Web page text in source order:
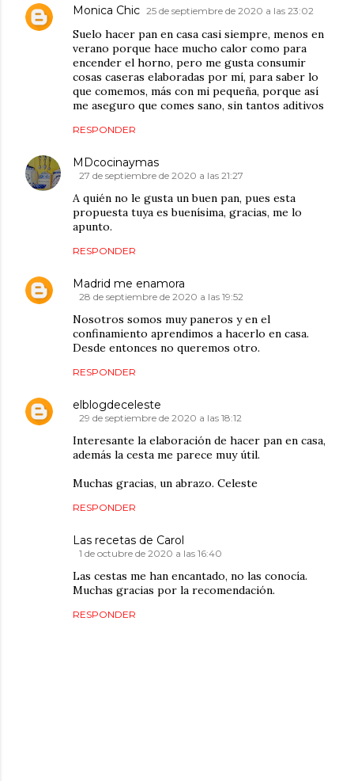
Monica Chic 25 de septiembre de 2020 a las 23:02
Suelo hacer pan en casa casi siempre, menos en
verano porque hace mucho calor como para
encender el horno, pero me gusta consumir
cosas caseras elaboradas por mí, para saber lo
que comemos, más con mi pequeña, porque así
me aseguro que comes sano, sin tantos aditivos
RESPONDER
MDcocinaymas
27 de septiembre de 2020 a las 21:27
A quién no le gusta un buen pan, pues esta
propuesta tuya es buenísima, gracias, me lo
apunto.
RESPONDER
Madrid me enamora
28 de septiembre de 2020 a las 19:52
Nosotros somos muy paneros y en el
confinamiento aprendimos a hacerlo en casa.
Desde entonces no queremos otro.
RESPONDER
elblogdeceleste
29 de septiembre de 2020 a las 18:12
Interesante la elaboración de hacer pan en casa,
además la cesta me parece muy útil.
Muchas gracias, un abrazo. Celeste
RESPONDER
Las recetas de Carol
1 de octubre de 2020 a las 16:40
Las cestas me han encantado, no las conocía.
Muchas gracias por la recomendación.
RESPONDER